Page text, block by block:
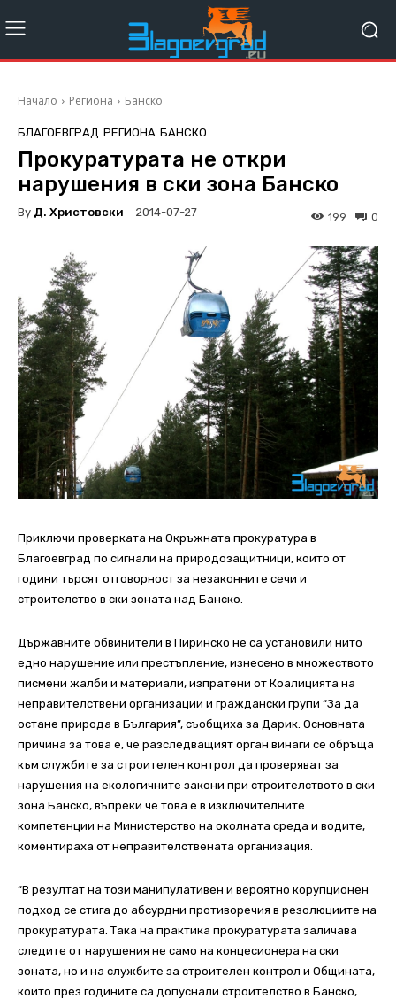
Начало Региона Банско
БЛАГОЕВГРАД РЕГИОНА БАНСКО
Прокуратурата не откри
нарушения в ски зона Банско
By Д. Христовски 2014-07-27 0
199
Приключи проверката на Окръжната прокуратура в
Благоевград по сигнали на природозащитници, които от
години търсят отговорност за незаконните сечи и
строителство в ски зоната над Банско.
Държавните обвинители в Пиринско не са установили нито
едно нарушение или престъпление, изнесено в множеството
писмени жалби и материали, изпратени от Коалицията на
неправителствени организации и граждански групи “За да
остане природа в България”, съобщиха за Дарик. Основната
причина за това е, че разследващият орган винаги се обръща
към службите за строителен контрол да проверяват за
нарушения на екологичните закони при строителството в ски
зона Банско, въпреки че това е в изключителните
компетенции на Министерство на околната среда и водите,
коментираха от неправителствената организация.
“В резултат на този манипулативен и вероятно корупционен
подход се стига до абсурдни противоречия в резолюциите на
прокуратурата. Така на практика прокуратурата заличава
следите от нарушения не само на концесионера на ски
зоната, но и на службите за строителен контрол и Общината,
които през годините са допуснали строителство в Банско,